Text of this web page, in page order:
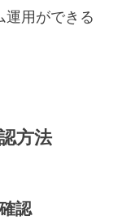
運用ができる
方法
認